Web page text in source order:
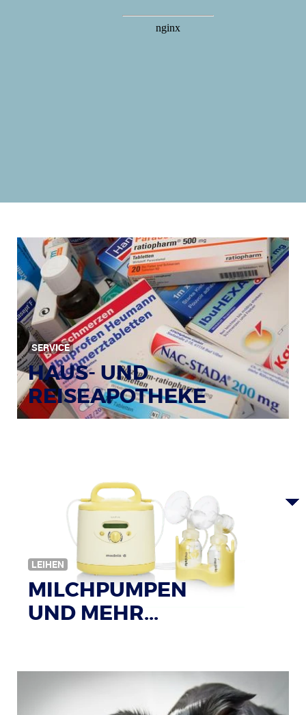
SERVICE
HAUS- UND
REISEAPOTHEKE
Bildquelle: © Tim Reckmann / pixelio.de
LEIHEN
MILCHPUMPEN
UND MEHR...